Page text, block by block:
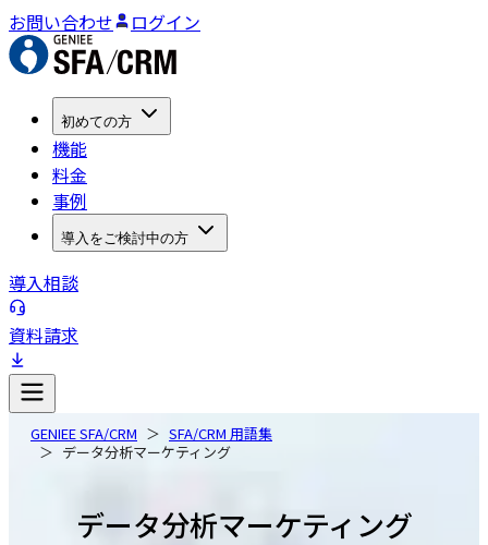
お問い合わせ ログイン
初めての方
機能
料金
事例
導入をご検討中の方
導入相談
資料請求
GENIEE SFA/CRM
SFA/CRM 用語集
データ分析マーケティング
データ分析マーケティング